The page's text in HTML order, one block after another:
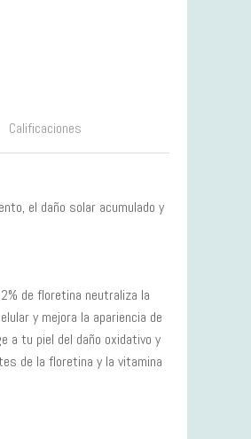
Calificaciones
el daño solar acumulado y
de floretina neutraliza la
y mejora la apariencia de
a tu piel del daño oxidativo y
de la floretina y la vitamina